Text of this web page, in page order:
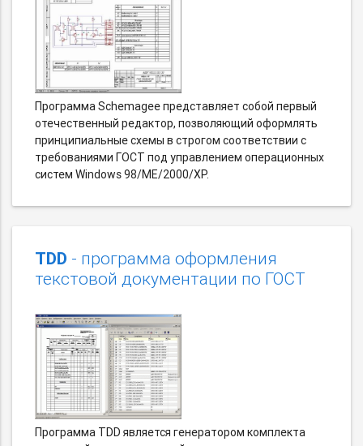
Программа Schemagee представляет собой первый
отечественный редактор, позволяющий оформлять
принципиальные схемы в строгом соответствии с
требованиями ГОСТ под управлением операционных
систем Windows 98/ME/2000/XP.
TDD - программа оформления
текстовой документации по ГОСТ
Программа TDD является генератором комплекта